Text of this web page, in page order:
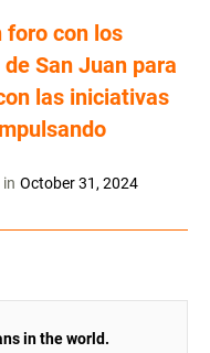
foro con los
San Juan para
las iniciativas
in October 31, 2024
in the world.